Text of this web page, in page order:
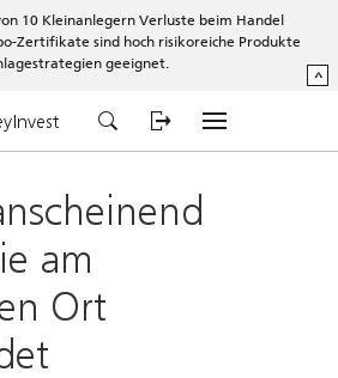
10 Kleinanlegern Verluste beim Handel
Zertifikate sind hoch risikoreiche Produkte
geeignet.
^
am
Ort